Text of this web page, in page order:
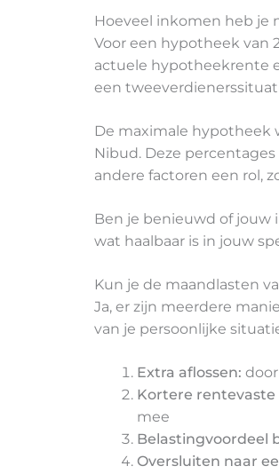
Hoeveel inkomen heb je
Voor een hypotheek van
actuele hypotheekrente
een
De maximale hypotheek
Nibud. Deze
andere factoren een rol,
Ben je benieuwd of
wat haalbaar is in jouw
Kun je de maandlasten
Ja, er zijn meerdere
van je persoonlijke
Extra aflossen:
Kortere rentevaste
mee
Belastingvoordeel
Oversluiten naar